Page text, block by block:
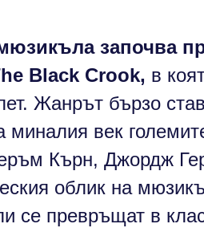
започва
Black Crook, в
Жанрът бързо
миналия век
Кърн, Джордж
облик на
се превръщат в